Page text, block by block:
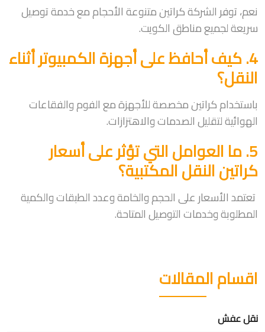
اقسام المقالات
نقل عفش
نعم، توفر الشركة كراتين متنوعة الأحجام مع خدمة توصيل
سريعة لجميع مناطق الكويت.
4. كيف أحافظ على أجهزة الكمبيوتر أثناء
النقل؟
باستخدام كراتين مخصصة للأجهزة مع الفوم والفقاعات
الهوائية لتقليل الصدمات والاهتزازات.
5. ما العوامل التي تؤثر على أسعار
كراتين النقل المكتبية؟
تعتمد الأسعار على الحجم والخامة وعدد الطبقات والكمية
المطلوبة وخدمات التوصيل المتاحة.